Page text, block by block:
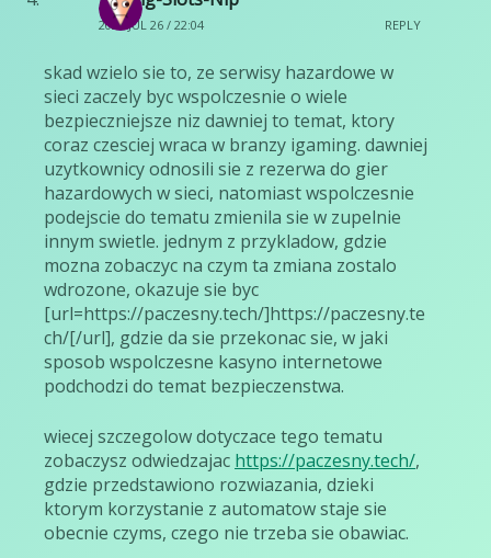
2026 JUL 26 / 22:04 REPLY
skad wzielo sie to, ze serwisy hazardowe w
sieci zaczely byc wspolczesnie o wiele
bezpieczniejsze niz dawniej to temat, ktory
coraz czesciej wraca w branzy igaming. dawniej
uzytkownicy odnosili sie z rezerwa do gier
hazardowych w sieci, natomiast wspolczesnie
podejscie do tematu zmienila sie w zupelnie
innym swietle. jednym z przykladow, gdzie
mozna zobaczyc na czym ta zmiana zostalo
wdrozone, okazuje sie byc
[url=https://paczesny.tech/]https://paczesny.te
ch/[/url], gdzie da sie przekonac sie, w jaki
sposob wspolczesne kasyno internetowe
podchodzi do temat bezpieczenstwa.
wiecej szczegolow dotyczace tego tematu
zobaczysz odwiedzajac https://paczesny.tech/,
gdzie przedstawiono rozwiazania, dzieki
ktorym korzystanie z automatow staje sie
obecnie czyms, czego nie trzeba sie obawiac.